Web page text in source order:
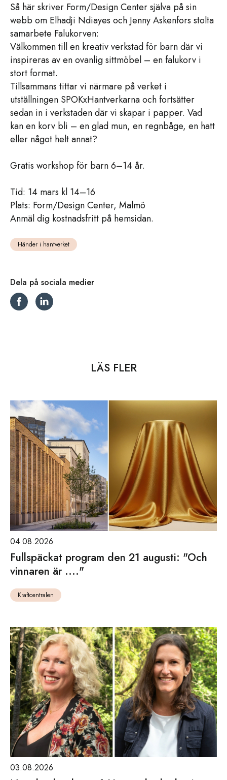
Så här skriver Form/Design Center själva på sin
webb om Elhadji Ndiayes och Jenny Askenfors stolta
samarbete Falukorven:
Välkommen till en kreativ verkstad för barn där vi
inspireras av en ovanlig sittmöbel – en falukorv i
stort format.
Tillsammans tittar vi närmare på verket i
utställningen SPOKxHantverkarna och fortsätter
sedan in i verkstaden där vi skapar i papper. Vad
kan en korv bli – en glad mun, en regnbåge, en hatt
eller något helt annat?
Gratis workshop för barn 6–14 år.
Tid: 14 mars kl 14–16
Plats: Form/Design Center, Malmö
Anmäl dig kostnadsfritt på hemsidan.
Händer i hantverket
Dela på sociala medier
LÄS FLER
04.08.2026
Fullspäckat program den 21 augusti: "Och
vinnaren är ...."
Kraftcentralen
03.08.2026